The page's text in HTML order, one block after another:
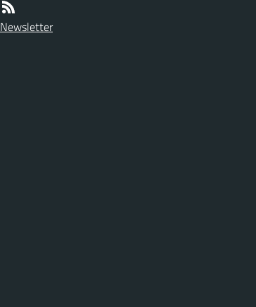
Newsletter